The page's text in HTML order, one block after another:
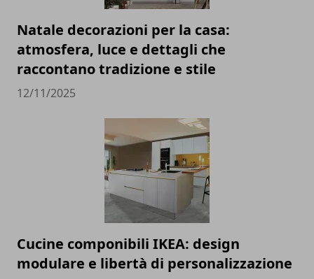
Natale decorazioni per la casa:
atmosfera, luce e dettagli che
raccontano tradizione e stile
12/11/2025
Cucine componibili IKEA: design
modulare e libertà di personalizzazione